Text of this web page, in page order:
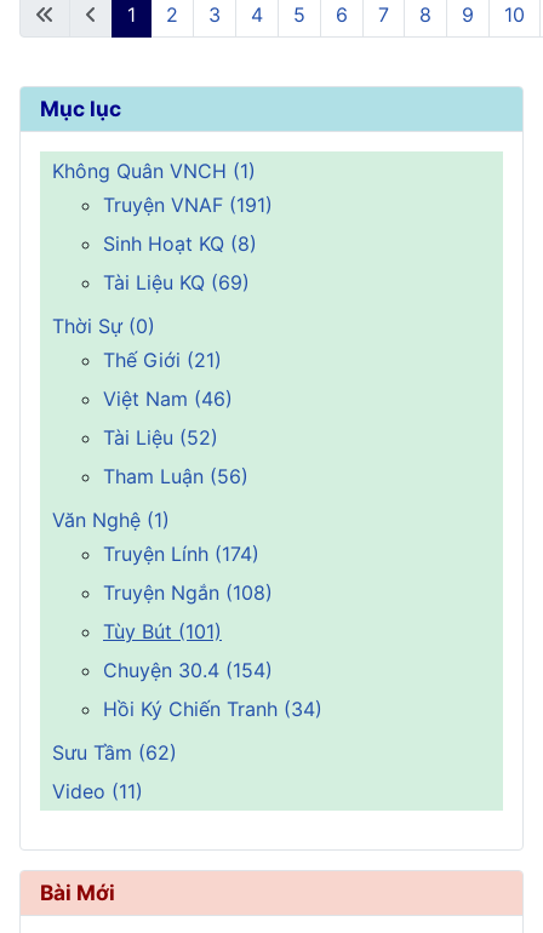
Mục lục
Không Quân VNCH (1)
Truyện VNAF (191)
Sinh Hoạt KQ (8)
Tài Liệu KQ (69)
Thời Sự (0)
Thế Giới (21)
Việt Nam (46)
Tài Liệu (52)
Tham Luận (56)
Văn Nghệ (1)
Truyện Lính (174)
Truyện Ngắn (108)
Tùy Bút (101)
Chuyện 30.4 (154)
Hồi Ký Chiến Tranh (34)
Sưu Tầm (62)
Video (11)
Bài Mới
1 2 3 4 5 6 7 8 9 10